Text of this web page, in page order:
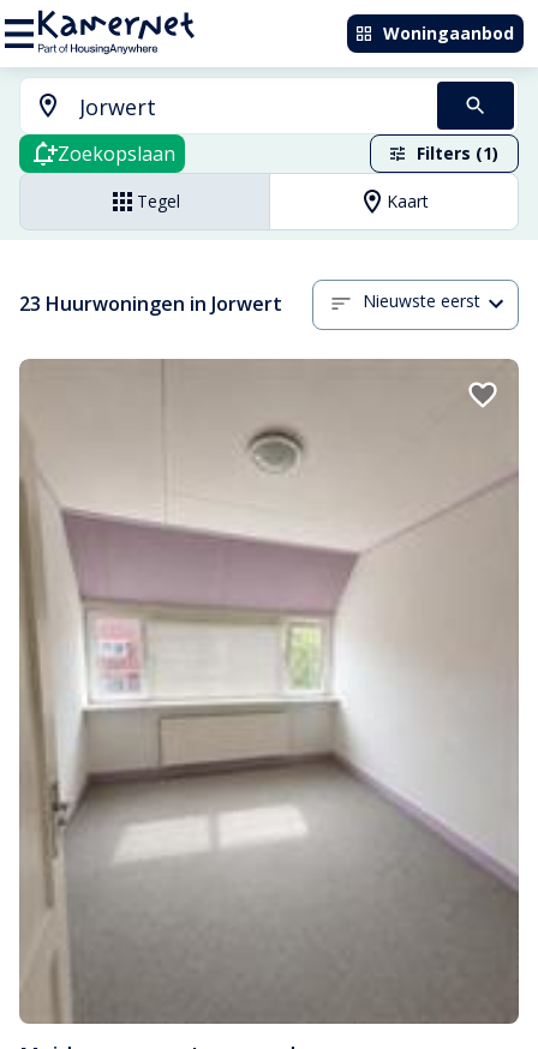
Woningaanbod
Zoekopslaan Filters (1)
Tegel Kaart
23 Huurwoningen in Jorwert Nieuwste eerst